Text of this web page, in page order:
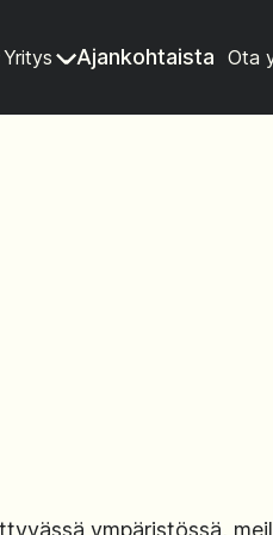
Yritys Ajankohtaista Ota
ympäristössä,